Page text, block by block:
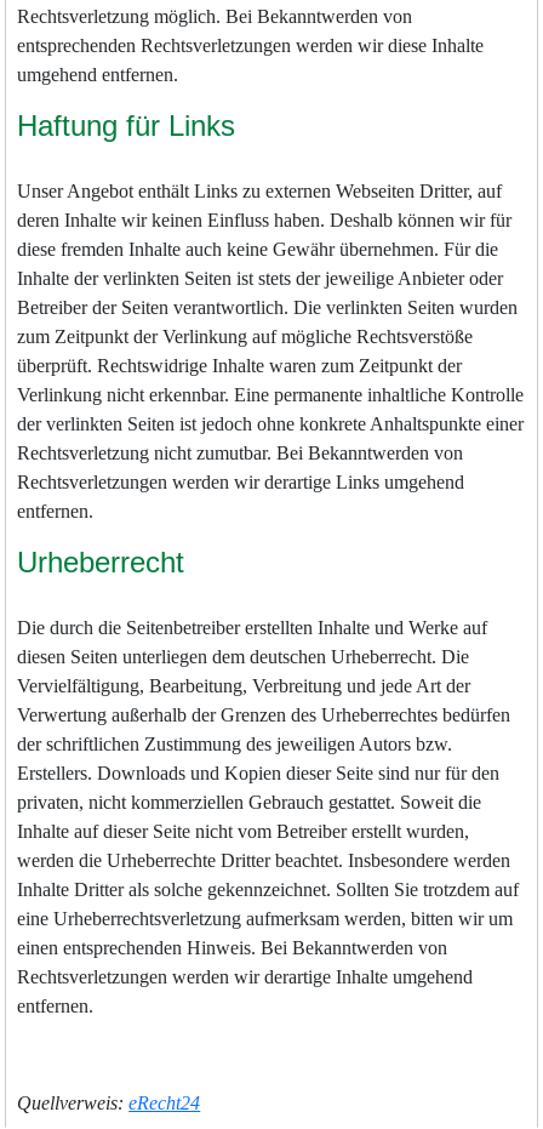
Rechtsverletzung möglich. Bei Bekanntwerden von
entsprechenden Rechtsverletzungen werden wir diese Inhalte
umgehend entfernen.
Haftung für Links
Unser Angebot enthält Links zu externen Webseiten Dritter, auf
deren Inhalte wir keinen Einfluss haben. Deshalb können wir für
diese fremden Inhalte auch keine Gewähr übernehmen. Für die
Inhalte der verlinkten Seiten ist stets der jeweilige Anbieter oder
Betreiber der Seiten verantwortlich. Die verlinkten Seiten wurden
zum Zeitpunkt der Verlinkung auf mögliche Rechtsverstöße
überprüft. Rechtswidrige Inhalte waren zum Zeitpunkt der
Verlinkung nicht erkennbar. Eine permanente inhaltliche Kontrolle
der verlinkten Seiten ist jedoch ohne konkrete Anhaltspunkte einer
Rechtsverletzung nicht zumutbar. Bei Bekanntwerden von
Rechtsverletzungen werden wir derartige Links umgehend
entfernen.
Urheberrecht
Die durch die Seitenbetreiber erstellten Inhalte und Werke auf
diesen Seiten unterliegen dem deutschen Urheberrecht. Die
Vervielfältigung, Bearbeitung, Verbreitung und jede Art der
Verwertung außerhalb der Grenzen des Urheberrechtes bedürfen
der schriftlichen Zustimmung des jeweiligen Autors bzw.
Erstellers. Downloads und Kopien dieser Seite sind nur für den
privaten, nicht kommerziellen Gebrauch gestattet. Soweit die
Inhalte auf dieser Seite nicht vom Betreiber erstellt wurden,
werden die Urheberrechte Dritter beachtet. Insbesondere werden
Inhalte Dritter als solche gekennzeichnet. Sollten Sie trotzdem auf
eine Urheberrechtsverletzung aufmerksam werden, bitten wir um
einen entsprechenden Hinweis. Bei Bekanntwerden von
Rechtsverletzungen werden wir derartige Inhalte umgehend
entfernen.
Quellverweis:eRecht24